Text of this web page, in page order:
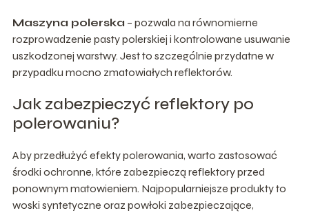
Maszyna polerska – pozwala na równomierne
rozprowadzenie pasty polerskiej i kontrolowane usuwanie
uszkodzonej warstwy. Jest to szczególnie przydatne w
przypadku mocno zmatowiałych reflektorów.
Jak zabezpieczyć reflektory po
polerowaniu?
Aby przedłużyć efekty polerowania, warto zastosować
środki ochronne, które zabezpieczą reflektory przed
ponownym matowieniem. Najpopularniejsze produkty to
woski syntetyczne oraz powłoki zabezpieczające,